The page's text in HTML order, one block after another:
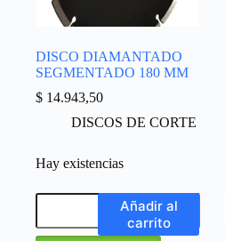
DISCO DIAMANTADO
SEGMENTADO 180 MM
$ 14.943,50
DISCOS DE CORTE
Hay existencias
Añadir al
carrito